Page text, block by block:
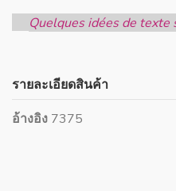
Quelques idées de texte
รายละเอียดสินค้า
อ้างอิง 7375